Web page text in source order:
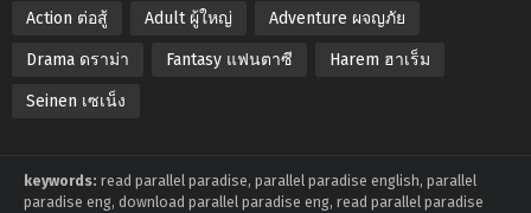
Action ต่อสู้
Adult ผู้ใหญ่ Adventure ผจญภัย
Drama ดราม่า Fantasy แฟนตาซี Harem ฮาเร็ม
Seinen เซเน็ง
keywords: read parallel paradise, parallel paradise english, parallel
paradise eng, download parallel paradise eng, read parallel paradise